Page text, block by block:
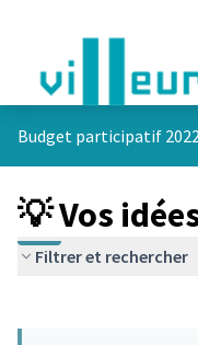
Budget participatif
💡 Vos
Filtrer et rechercher